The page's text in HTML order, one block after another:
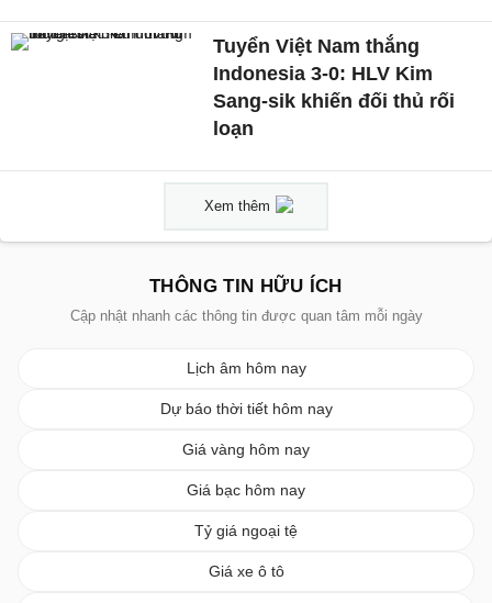
Tuyển Việt Nam thắng
Indonesia 3-0: HLV Kim
Sang-sik khiến đối thủ rối
loạn
Xem thêm
THÔNG TIN HỮU ÍCH
Cập nhật nhanh các thông tin được quan tâm mỗi ngày
Lịch âm hôm nay
Dự báo thời tiết hôm nay
Giá vàng hôm nay
Giá bạc hôm nay
Tỷ giá ngoại tệ
Giá xe ô tô